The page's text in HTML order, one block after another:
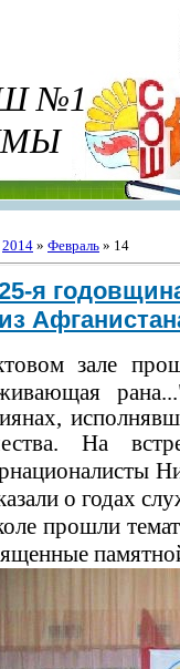
№1
2014 » Февраль » 14
я
из
зале
. На
о годах
прошли